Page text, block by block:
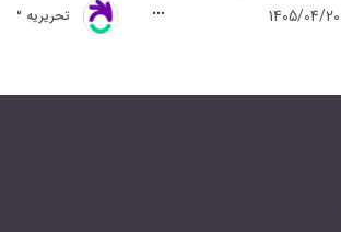
1405/04/20 تحريريه 3گام